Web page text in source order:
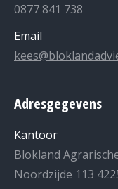
0877 841 738
Email
Adresgegevens
Kantoor
Blokland
Noordzijde 113